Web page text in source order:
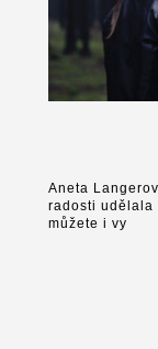
Aneta
radosti udělala
můžete i vy